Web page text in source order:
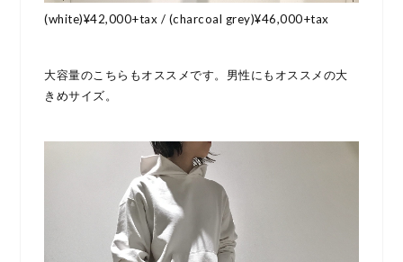
(white)¥42,000+tax / (charcoal grey)¥46,000+tax
大容量のこちらもオススメです。男性にもオススメの大
きめサイズ。